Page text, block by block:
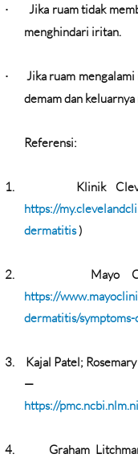
·
Jika ruam tidak
menghindari iritan.
·
Jika ruam
demam dan
Referensi:
1.
Klinik
https://
dermatitis)
2.
Mayo
https://
dermatitis/
3.
Kajal Patel;
—
https://
4.
Graham